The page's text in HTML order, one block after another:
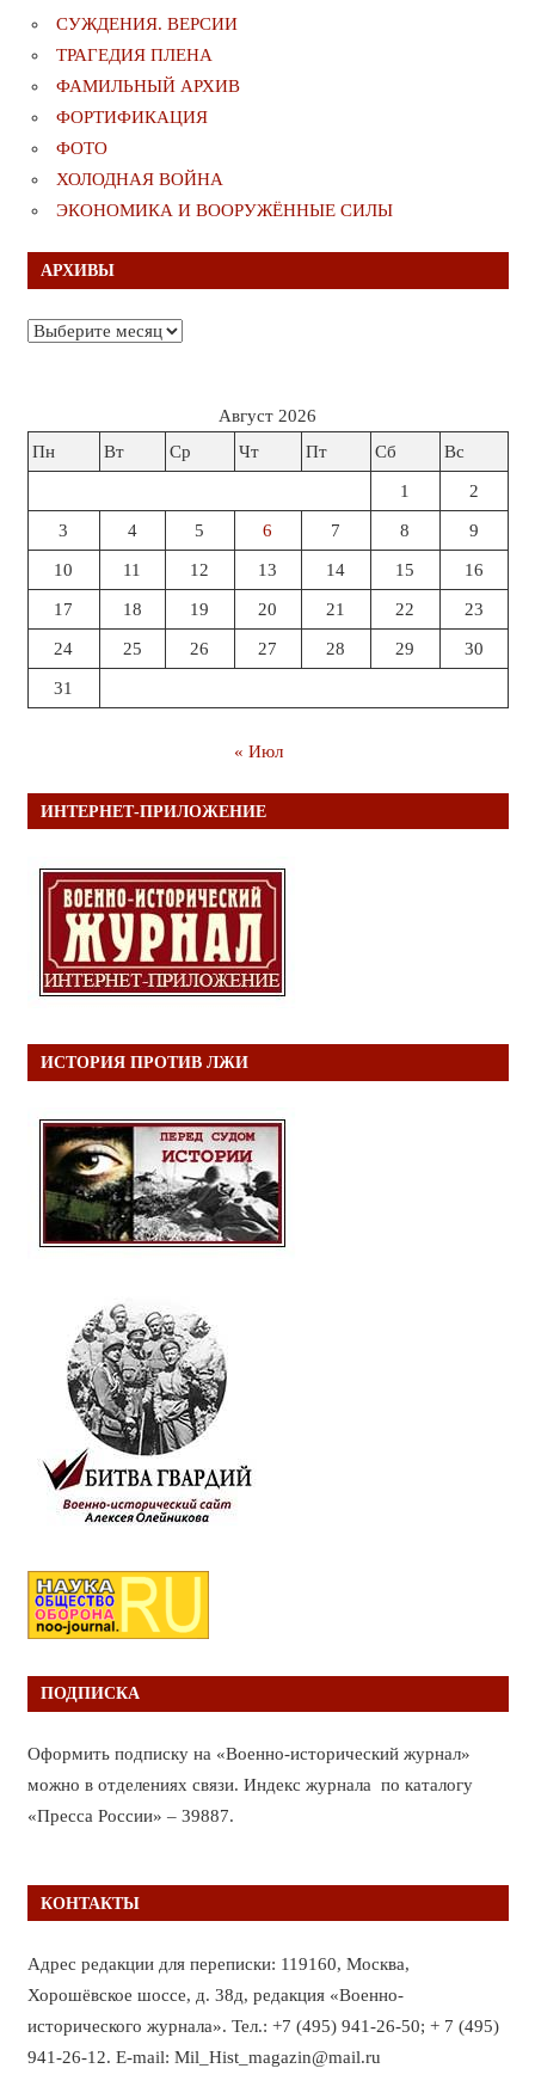
СУЖДЕНИЯ. ВЕРСИИ
ТРАГЕДИЯ ПЛЕНА
ФАМИЛЬНЫЙ АРХИВ
ФОРТИФИКАЦИЯ
ФОТО
ХОЛОДНАЯ ВОЙНА
ЭКОНОМИКА И ВООРУЖЁННЫЕ СИЛЫ
АРХИВЫ
Архивы
Август 2026
Пн
Вт Ср Чт Пт Сб Вс
1 2
3 4 5 6 7 8 9
10 11 12 13 14 15 16
17 18 19 20 21 22 23
24 25 26 27 28 29 30
31
« Июл
ИНТЕРНЕТ-ПРИЛОЖЕНИЕ
ИСТОРИЯ ПРОТИВ ЛЖИ
ПОДПИСКА
Оформить подписку на «Военно-исторический журнал»
можно в отделениях связи. Индекс журнала по каталогу
«Пресса России» – 39887.
КОНТАКТЫ
Адрес редакции для переписки: 119160, Москва,
Хорошёвское шоссе, д. 38д, редакция «Военно-
исторического журнала». Тел.: +7 (495) 941-26-50; + 7 (495)
941-26-12. E-mail: Mil_Hist_magazin@mail.ru